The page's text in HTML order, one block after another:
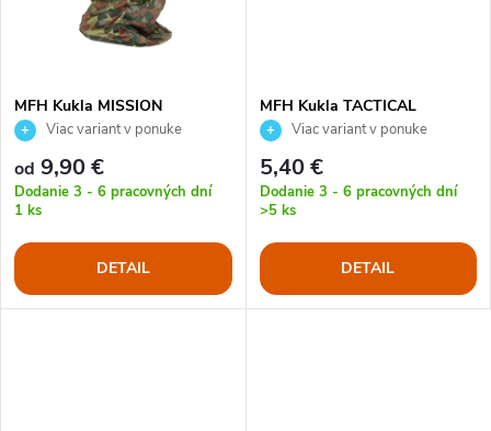
o
v
v
MFH Kukla MISSION
Viac variant v ponuke
od 9,90 €
Dodanie 3 - 6 pracovných dní
1 ks
DETAIL
MFH Kukla TACTICAL
jednootvorová
Viac variant v ponuke
5,40 €
Dodanie 3 - 6 pracovných dní
>5 ks
DETAIL